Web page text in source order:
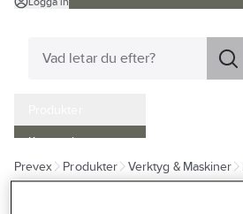
Kampanjer
Outlet
Prevex Produkter Verktyg & Maskiner